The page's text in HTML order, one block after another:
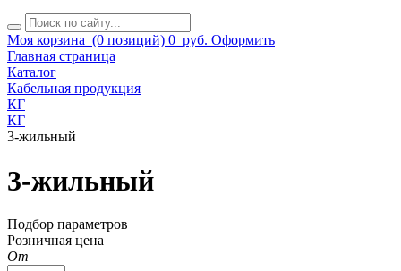
Моя корзина (0 позиций) 0 руб. Оформить
Главная страница
Каталог
Кабельная продукция
КГ
КГ
3-жильный
3-жильный
Подбор параметров
Розничная цена
От